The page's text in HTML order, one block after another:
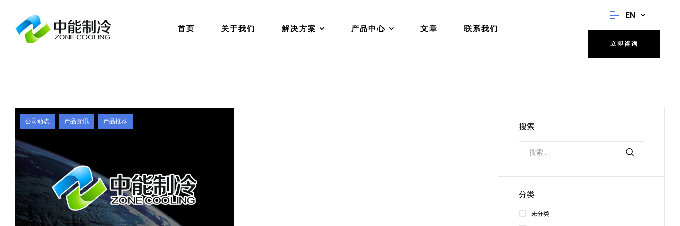
首页 关于我们 解决方案 产品中心 文章 联系我们
EN
立即咨询
公司动态 产品资讯 产品推荐 搜索
分类
未分类